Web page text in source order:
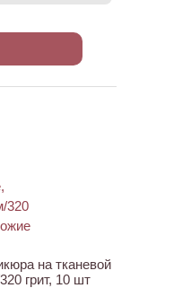
на тканевой
грит, 10 шт